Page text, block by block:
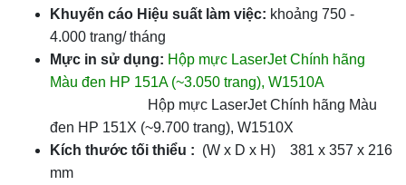
Khuyến cáo Hiệu suất làm việc: khoảng 750 -
4.000 trang/ tháng
Mực in sử dụng: Hộp mực LaserJet Chính hãng
Màu đen HP 151A (~3.050 trang), W1510A
Hộp mực LaserJet Chính hãng Màu
đen HP 151X (~9.700 trang), W1510X
Kích thước tối thiểu : (W x D x H) 381 x 357 x 216
mm